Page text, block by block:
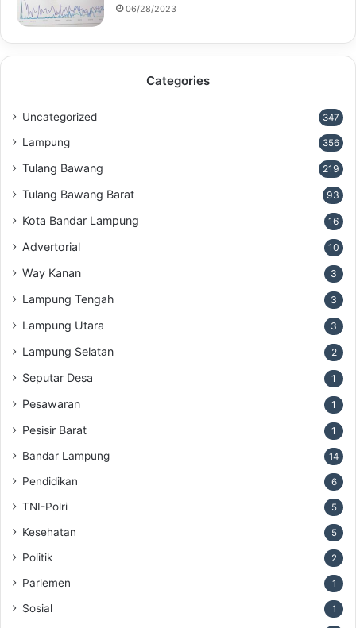
06/28/2023
Categories
Uncategorized 347
Lampung 356
Tulang Bawang 219
Tulang Bawang Barat 93
Kota Bandar Lampung 16
Advertorial 10
Way Kanan 3
Lampung Tengah 3
Lampung Utara 3
Lampung Selatan 2
Seputar Desa 1
Pesawaran 1
Pesisir Barat 1
Bandar Lampung 14
Pendidikan 6
TNI-Polri 5
Kesehatan 5
Politik 2
Parlemen 1
Sosial 1